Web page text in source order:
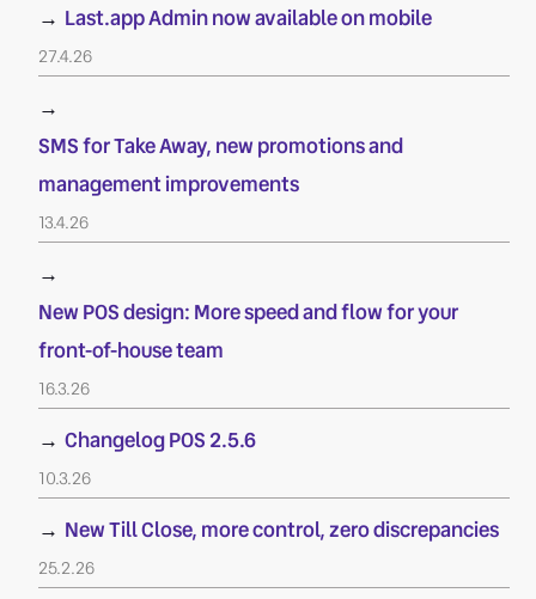
→ Last.app Admin now available on mobile
27.4.26
→
SMS for Take Away, new promotions and
management improvements
13.4.26
→
New POS design: More speed and flow for your
front-of-house team
16.3.26
→ Changelog POS 2.5.6
10.3.26
→ New Till Close, more control, zero discrepancies
25.2.26